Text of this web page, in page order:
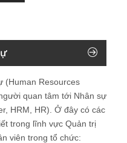
(Human Resources
quan tâm tới Nhân sự
HRM, HR). Ở đây có các
trong lĩnh vực Quản trị
viên trong tổ chức: